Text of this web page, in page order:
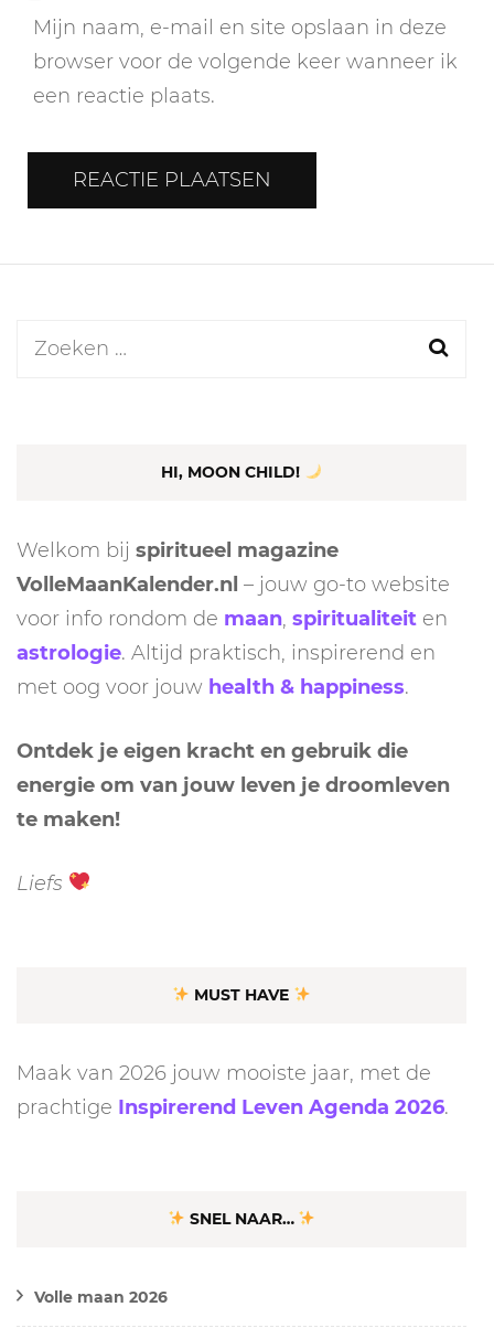
Mijn naam, e-mail en site opslaan in deze
browser voor de volgende keer wanneer ik
een reactie plaats.
Zoeken
HI, MOON CHILD!
Welkom bij spiritueel magazine
VolleMaanKalender.nl – jouw go-to website
voor info rondom de maan, spiritualiteit en
astrologie. Altijd praktisch, inspirerend en
met oog voor jouw health & happiness.
Ontdek je eigen kracht en gebruik die
energie om van jouw leven je droomleven
te maken!
Liefs
MUST HAVE
Maak van 2026 jouw mooiste jaar, met de
prachtige Inspirerend Leven Agenda 2026.
SNEL NAAR…
Volle maan 2026